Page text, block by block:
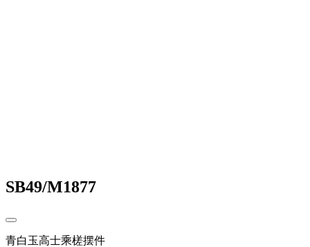
SB49/M1877
青白玉高士乘槎摆件